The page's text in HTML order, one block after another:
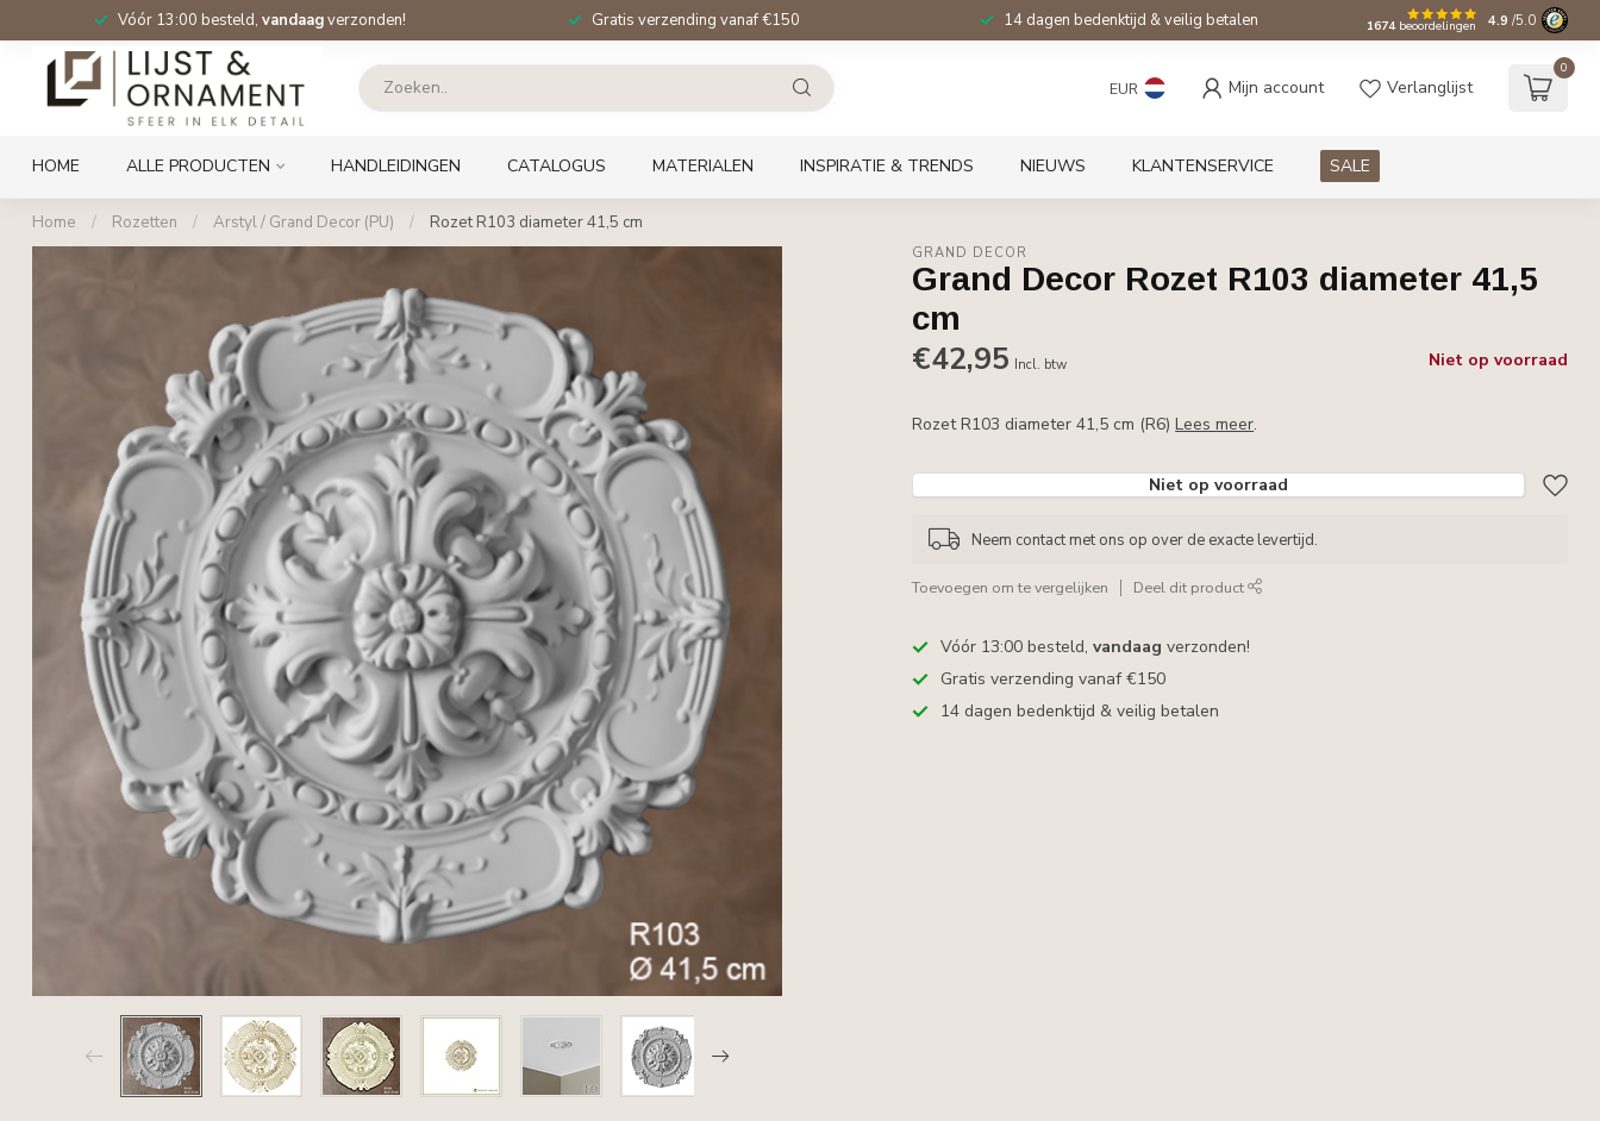
Vóór 13:00 besteld, vandaagverzonden! Gratis verzending vanaf €150 14 dagen bedenktijd & veilig betalen 1674beoordelingen 4.9 /5.0
EUR Mijn account Verlanglijst
0
HOME ALLE PRODUCTEN HANDLEIDINGEN CATALOGUS MATERIALEN INSPIRATIE & TRENDS NIEUWS KLANTENSERVICE SALE
Home / Rozetten / Arstyl / Grand Decor (PU) / Rozet R103 diameter 41,5 cm
GRAND DECOR
Grand Decor Rozet R103 diameter 41,5
cm
€42,95 Incl. btw Niet op voorraad
Rozet R103 diameter 41,5 cm (R6)Lees meer.
Niet op voorraad
Neem contact met ons op over de exacte levertijd.
Toevoegen om te vergelijken Deel dit product
Vóór 13:00 besteld,vandaag verzonden!
Gratis verzending vanaf €150
14 dagen bedenktijd & veilig betalen